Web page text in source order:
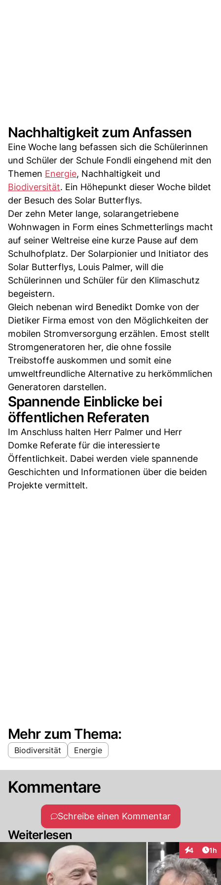
Nachhaltigkeit zum Anfassen
Eine Woche lang befassen sich die Schülerinnen
und Schüler der Schule Fondli eingehend mit den
Themen Energie, Nachhaltigkeit und
Biodiversität. Ein Höhepunkt dieser Woche bildet
der Besuch des Solar Butterflys.
Der zehn Meter lange, solarangetriebene
Wohnwagen in Form eines Schmetterlings macht
auf seiner Weltreise eine kurze Pause auf dem
Schulhofplatz. Der Solarpionier und Initiator des
Solar Butterflys, Louis Palmer, will die
Schülerinnen und Schüler für den Klimaschutz
begeistern.
Gleich nebenan wird Benedikt Domke von der
Dietiker Firma emost von den Möglichkeiten der
mobilen Stromversorgung erzählen. Emost stellt
Stromgeneratoren her, die ohne fossile
Treibstoffe auskommen und somit eine
umweltfreundliche Alternative zu herkömmlichen
Generatoren darstellen.
Spannende Einblicke bei
öffentlichen Referaten
Im Anschluss halten Herr Palmer und Herr
Domke Referate für die interessierte
Öffentlichkeit. Dabei werden viele spannende
Geschichten und Informationen über die beiden
Projekte vermittelt.
Mehr zum Thema:
Biodiversität Energie
Kommentare
Schreibe einen Kommentar
Weiterlesen
4 1h